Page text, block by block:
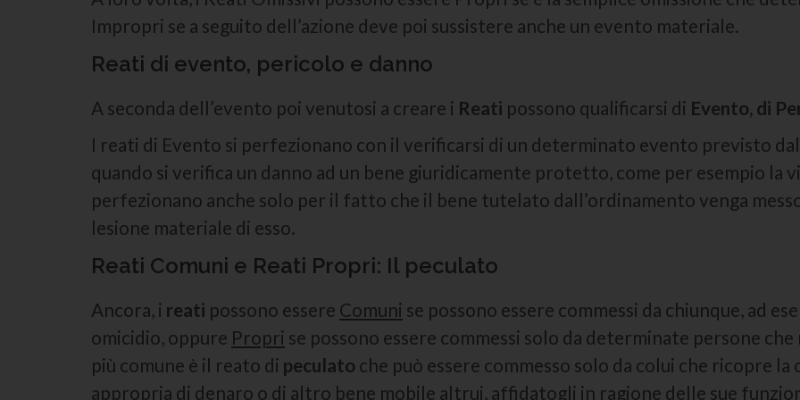
Impropri se a seguito dell’azione deve poi sussistere anche un evento materiale.
Reati di evento, pericolo e danno
A seconda dell’evento poi venutosi a creare i Reati possono qualificarsi di Evento, di
I reati di Evento si perfezionano con il verificarsi di un determinato evento previsto
quando si verifica un danno ad un bene giuridicamente protetto, come per esempio la
perfezionano anche solo per il fatto che il bene tutelato dall’ordinamento venga
lesione materiale di esso.
Reati Comuni e Reati Propri: Il peculato
Ancora, i reati possono essere Comuni se possono essere commessi da chiunque, ad
omicidio, oppure Propri se possono essere commessi solo da determinate persone
più comune è il reato di peculato che può essere commesso solo da colui che ricopre
appropria di denaro o di altro bene mobile altrui, affidatogli in ragione delle sue